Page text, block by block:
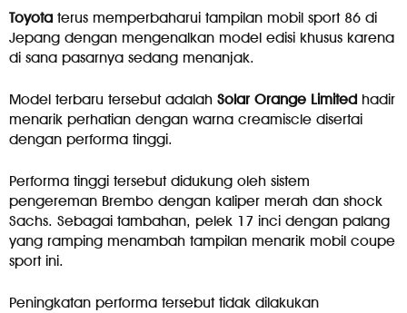
Toyota terus memperbaharui tampilan mobil sport 86 di
Jepang dengan mengenalkan model edisi khusus karena
di sana pasarnya sedang menanjak.
Model terbaru tersebut adalah Solar Orange Limited hadir
menarik perhatian dengan warna creamiscle disertai
dengan performa tinggi.
Performa tinggi tersebut didukung oleh sistem
pengereman Brembo dengan kaliper merah dan shock
Sachs. Sebagai tambahan, pelek 17 inci dengan palang
yang ramping menambah tampilan menarik mobil coupe
sport ini.
Peningkatan performa tersebut tidak dilakukan